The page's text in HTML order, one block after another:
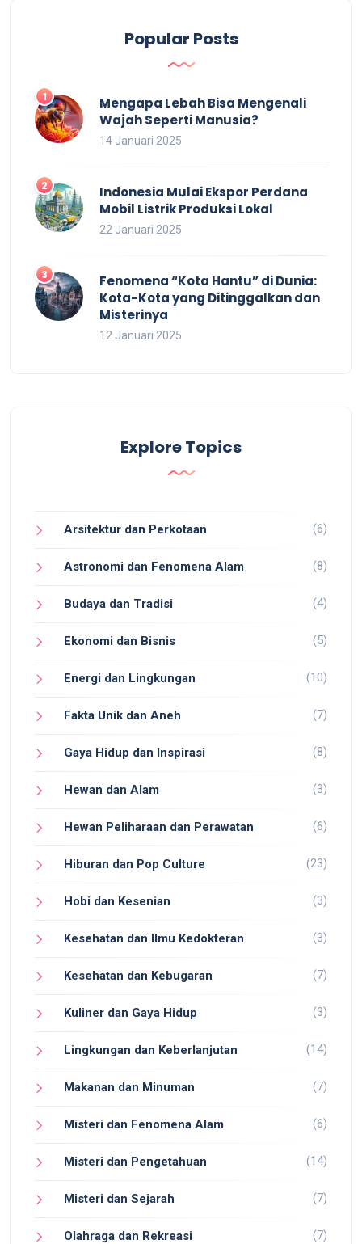
Popular Posts
Mengapa Lebah Bisa Mengenali
Wajah Seperti Manusia?
14 Januari 2025
Indonesia Mulai Ekspor Perdana
Mobil Listrik Produksi Lokal
22 Januari 2025
Fenomena “Kota Hantu” di Dunia:
Kota-Kota yang Ditinggalkan dan
Misterinya
12 Januari 2025
Explore Topics
Arsitektur dan Perkotaan (6)
Astronomi dan Fenomena Alam (8)
Budaya dan Tradisi (4)
Ekonomi dan Bisnis (5)
Energi dan Lingkungan (10)
Fakta Unik dan Aneh (7)
Gaya Hidup dan Inspirasi (8)
Hewan dan Alam (3)
Hewan Peliharaan dan Perawatan (6)
Hiburan dan Pop Culture (23)
Hobi dan Kesenian (3)
Kesehatan dan Ilmu Kedokteran (3)
Kesehatan dan Kebugaran (7)
Kuliner dan Gaya Hidup (3)
Lingkungan dan Keberlanjutan (14)
Makanan dan Minuman (7)
Misteri dan Fenomena Alam (6)
Misteri dan Pengetahuan (14)
Misteri dan Sejarah (7)
Olahraga dan Rekreasi (7)